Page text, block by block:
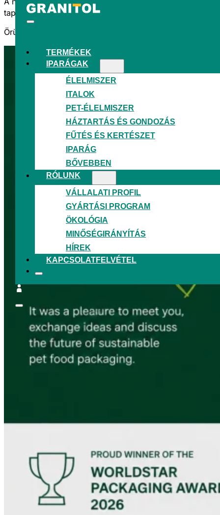
TERMÉKEK
IPARÁGAK
ÉLELMISZER
ITALOK
PET-ÉLELMISZER
HÁZTARTÁS ÉS GONDOZÁS
FŰTÉS ÉS KERTÉSZET
IPARÁG
BŐVEBBEN
RÓLUNK
VÁLLALATI PROFIL
GYÁRTÁSI PROGRAM
ÖKOLÓGIA
MINŐSÉGIRÁNYÍTÁS
HÍREK
KAPCSOLATFELVÉTEL
tapasztalatait, és megvitatta az állateledel szegmens
Örülünk az új termékeink és projektjeink iránti